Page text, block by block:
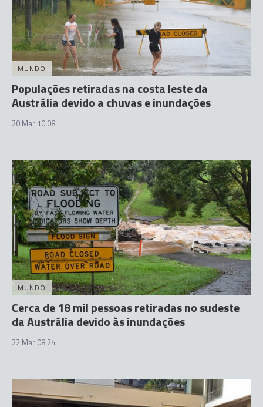
MUNDO
Populações retiradas na costa leste da
Austrália devido a chuvas e inundações
20 Mar 10:08
MUNDO
Cerca de 18 mil pessoas retiradas no sudeste
da Austrália devido às inundações
22 Mar 08:24